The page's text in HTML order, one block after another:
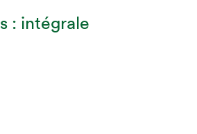
: intégrale